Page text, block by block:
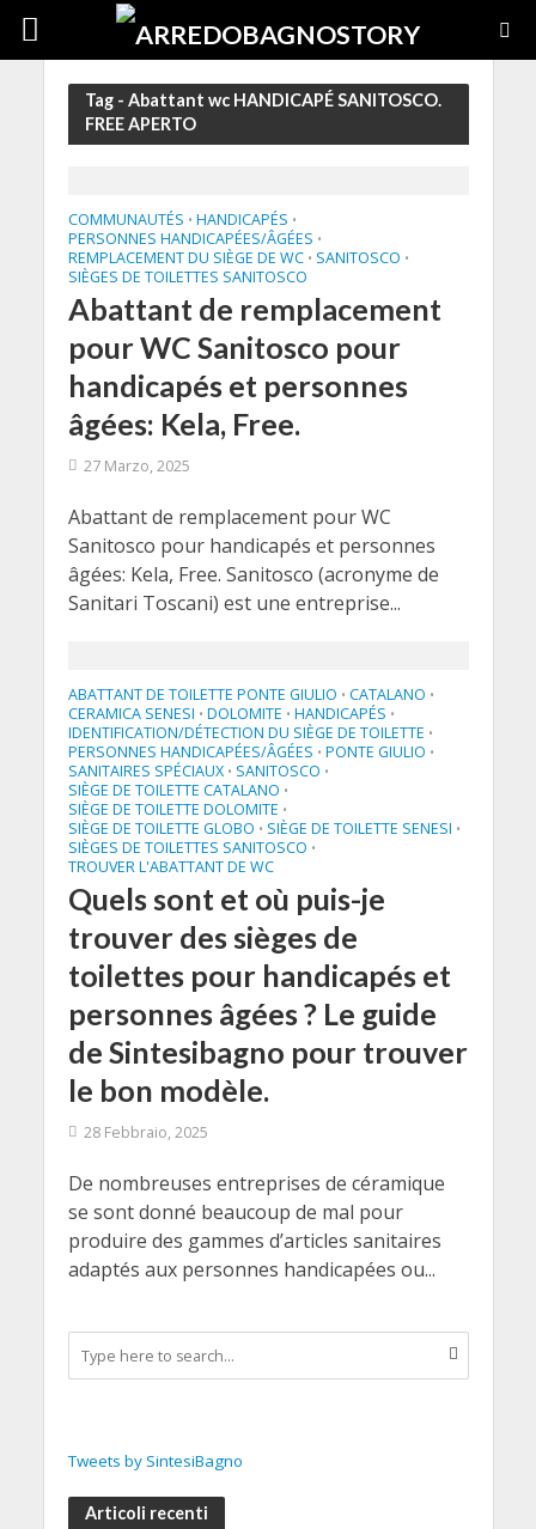
Tag - Abattant wc HANDICAPÉ SANITOSCO.
FREE APERTO
COMMUNAUTÉS • HANDICAPÉS •
PERSONNES HANDICAPÉES/ÂGÉES •
REMPLACEMENT DU SIÈGE DE WC • SANITOSCO •
SIÈGES DE TOILETTES SANITOSCO
Abattant de remplacement
pour WC Sanitosco pour
handicapés et personnes
âgées: Kela, Free.
27 Marzo, 2025
Abattant de remplacement pour WC
Sanitosco pour handicapés et personnes
âgées: Kela, Free. Sanitosco (acronyme de
Sanitari Toscani) est une entreprise...
ABATTANT DE TOILETTE PONTE GIULIO • CATALANO •
CERAMICA SENESI • DOLOMITE • HANDICAPÉS •
IDENTIFICATION/DÉTECTION DU SIÈGE DE TOILETTE •
PERSONNES HANDICAPÉES/ÂGÉES • PONTE GIULIO •
SANITAIRES SPÉCIAUX • SANITOSCO •
SIÈGE DE TOILETTE CATALANO •
SIÈGE DE TOILETTE DOLOMITE •
SIÈGE DE TOILETTE GLOBO • SIÈGE DE TOILETTE SENESI •
SIÈGES DE TOILETTES SANITOSCO •
TROUVER L'ABATTANT DE WC
Quels sont et où puis-je
trouver des sièges de
toilettes pour handicapés et
personnes âgées ? Le guide
de Sintesibagno pour trouver
le bon modèle.
28 Febbraio, 2025
De nombreuses entreprises de céramique
se sont donné beaucoup de mal pour
produire des gammes d’articles sanitaires
adaptés aux personnes handicapées ou...
Tweets by SintesiBagno
Articoli recenti